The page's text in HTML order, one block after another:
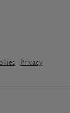
Privacy